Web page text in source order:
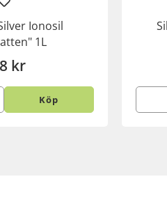
Ionosil
1L
kr
Köp